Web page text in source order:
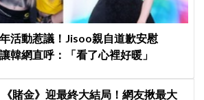
活動惹議！Jisoo親自道歉安慰
韓網直呼：「看了心裡好暖」
《賭金》迎最終大結局！網友揪最大